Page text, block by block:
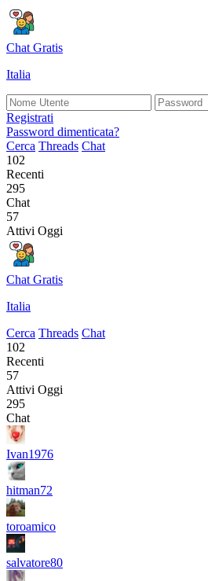
Chat Gratis
Italia
Registrati
Password dimenticata?
Cerca Threads Chat
102
Recenti
295
Chat
57
Attivi Oggi
Chat Gratis
Italia
Cerca Threads Chat
102
Recenti
57
Attivi Oggi
295
Chat
Ivan1976
hitman72
toroamico
salvatore80